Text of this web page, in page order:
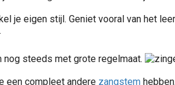
je eigen stijl. Geniet vooral van het
nog steeds met grote regelmaat.
een compleet andere zangstem hebben.